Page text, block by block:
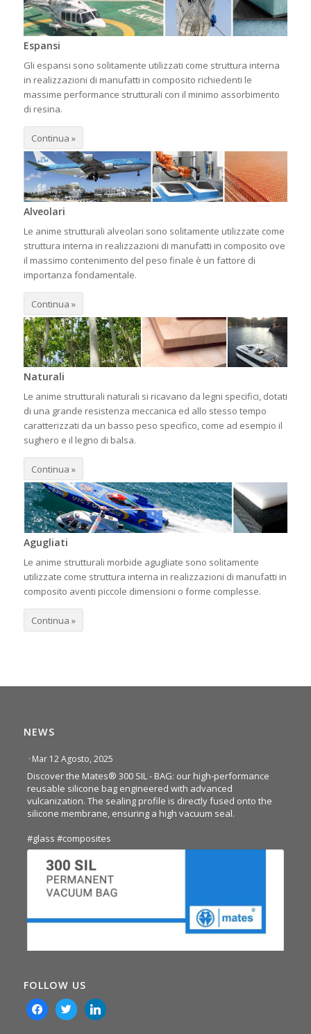
Espansi
Gli espansi sono solitamente utilizzati come struttura interna
in realizzazioni di manufatti in composito richiedenti le
massime performance strutturali con il minimo assorbimento
di resina.
Continua »
Alveolari
Le anime strutturali alveolari sono solitamente utilizzate come
struttura interna in realizzazioni di manufatti in composito ove
il massimo contenimento del peso finale è un fattore di
importanza fondamentale.
Continua »
Naturali
Le anime strutturali naturali si ricavano da legni specifici, dotati
di una grande resistenza meccanica ed allo stesso tempo
caratterizzati da un basso peso specifico, come ad esempio il
sughero e il legno di balsa.
Continua »
Agugliati
Le anime strutturali morbide agugliate sono solitamente
utilizzate come struttura interna in realizzazioni di manufatti in
composito aventi piccole dimensioni o forme complesse.
Continua »
NEWS
· Mar 12 Agosto, 2025
Discover the Mates® 300 SIL - BAG: our high-performance
reusable silicone bag engineered with advanced
vulcanization. The sealing profile is directly fused onto the
silicone membrane, ensuring a high vacuum seal.
#glass #composites
FOLLOW US
facebooktwitterlinkedin